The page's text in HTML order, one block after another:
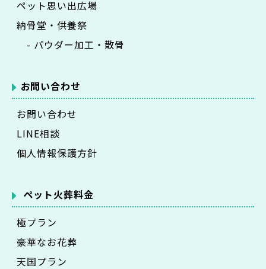
ペット思い出広場
納骨堂・供養祭
- パウダー加工・散骨
お問い合わせ
お問い合わせ
LINE相談
個人情報保護方針
ペット火葬料金
極プラン
豪華なお花葬
天国プラン